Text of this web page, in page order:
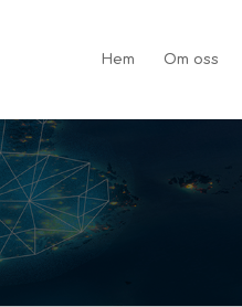
Hem Om oss